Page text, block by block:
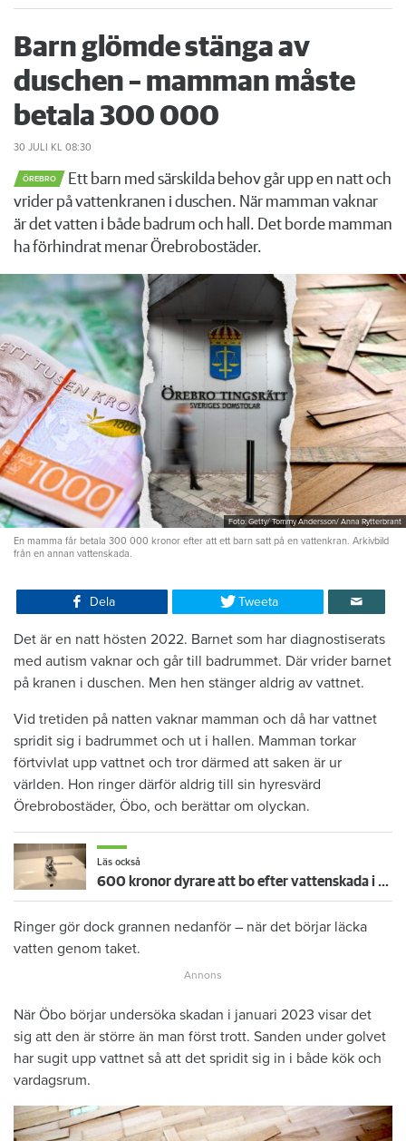
Barn glömde stänga av
duschen – mamman måste
betala 300 000
30 JULI KL 08:30
ÖREBRO
Ett barn med särskilda behov går upp en natt och
vrider på vattenkranen i duschen. När mamman vaknar
är det vatten i både badrum och hall. Det borde mamman
ha förhindrat menar Örebrobostäder.
Foto: Getty/ Tommy Andersson/ Anna Rytterbrant
En mamma får betala 300 000 kronor efter att ett barn satt på en vattenkran. Arkivbild
från en annan vattenskada.
Dela Tweeta
Det är en natt hösten 2022. Barnet som har diagnostiserats
med autism vaknar och går till badrummet. Där vrider barnet
på kranen i duschen. Men hen stänger aldrig av vattnet.
Vid tretiden på natten vaknar mamman och då har vattnet
spridit sig i badrummet och ut i hallen. Mamman torkar
förtvivlat upp vattnet och tror därmed att saken är ur
världen. Hon ringer därför aldrig till sin hyresvärd
Örebrobostäder, Öbo, och berättar om olyckan.
Läs också
600 kronor dyrare att bo efter vattenskada i Varberg
Ringer gör dock grannen nedanför – när det börjar läcka
vatten genom taket.
När Öbo börjar undersöka skadan i januari 2023 visar det
sig att den är större än man först trott. Sanden under golvet
har sugit upp vattnet så att det spridit sig in i både kök och
vardagsrum.